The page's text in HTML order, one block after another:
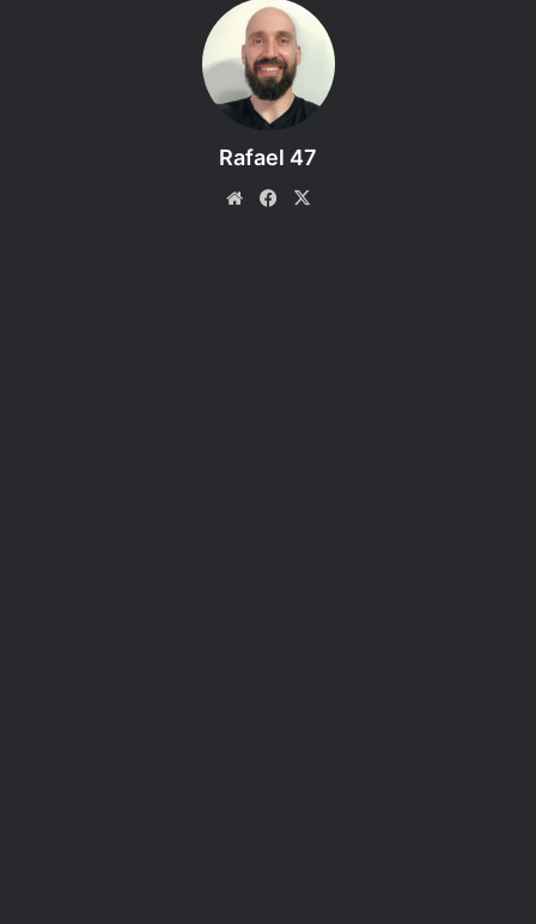
Bem-vindo a mais um episódio do Regras do D&D 5e, um
podcast produzido pelo RPG Next que faz a leitura e
discute as regras dos livros do Sistema de RPG D&D 5e.
Neste episódio o assunto é: Xorn e Zumbis (Zombies), com
ideias de aventuras! Coloque seu fone de ouvido e curta!
Rafael 47
WebsiteFacebook